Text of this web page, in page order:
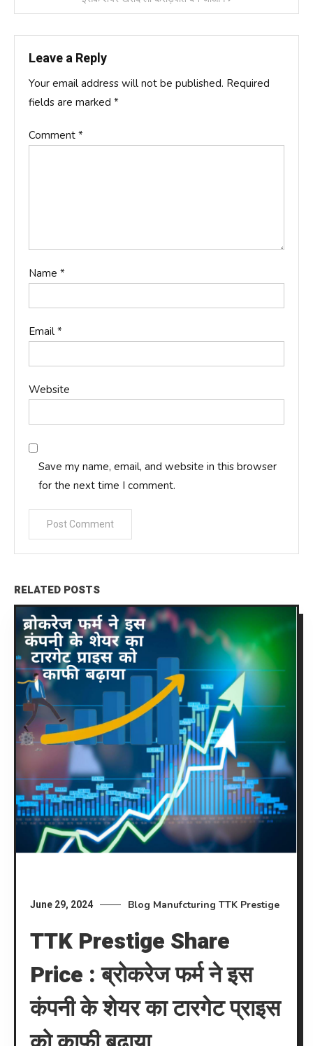
Leave a Reply
Your email address will not be published. Required
fields are marked *
Comment *
Name *
Email *
Website
Save my name, email, and website in this browser
for the next time I comment.
RELATED POSTS
June 29, 2024 Blog Manufcturing TTK Prestige
TTK Prestige Share
Price : ब्रोकरेज फर्म ने इस
कंपनी के शेयर का टारगेट प्राइस